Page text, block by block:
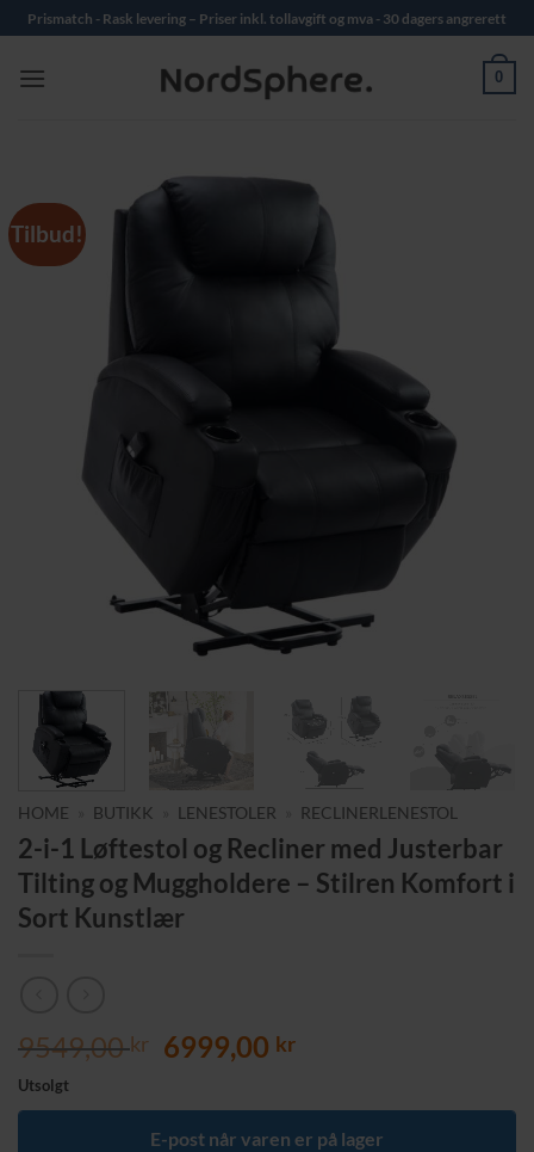
Skip
to
content
Prismatch - Rask levering – Priser inkl. tollavgift og mva - 30 dagers angrerett
0
Tilbud!
HOME BUTIKK LENESTOLER RECLINERLENESTOL
2-i-1 Løftestol og Recliner med Justerbar
Tilting og Muggholdere – Stilren Komfort i
Sort Kunstlær
9549,00kr Opprinnelig
var:
9549,00 kr.
6999,00 krNåværende
er:
6999,00 kr.
Utsolgt
E-post når varen er på lager